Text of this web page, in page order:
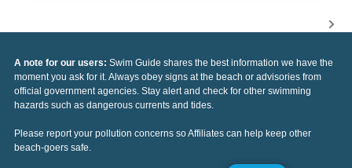
A note for our users: Swim Guide shares the best information we have the
moment you ask for it. Always obey signs at the beach or advisories from
official government agencies. Stay alert and check for other swimming
hazards such as dangerous currents and tides.
Please report your pollution concerns so Affiliates can help keep other
beach-goers safe.